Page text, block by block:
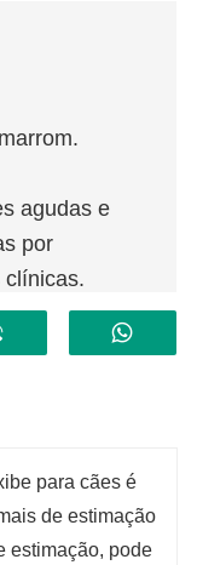
agudas e
por
clínicas.
para cães é
de estimação
estimação, pode